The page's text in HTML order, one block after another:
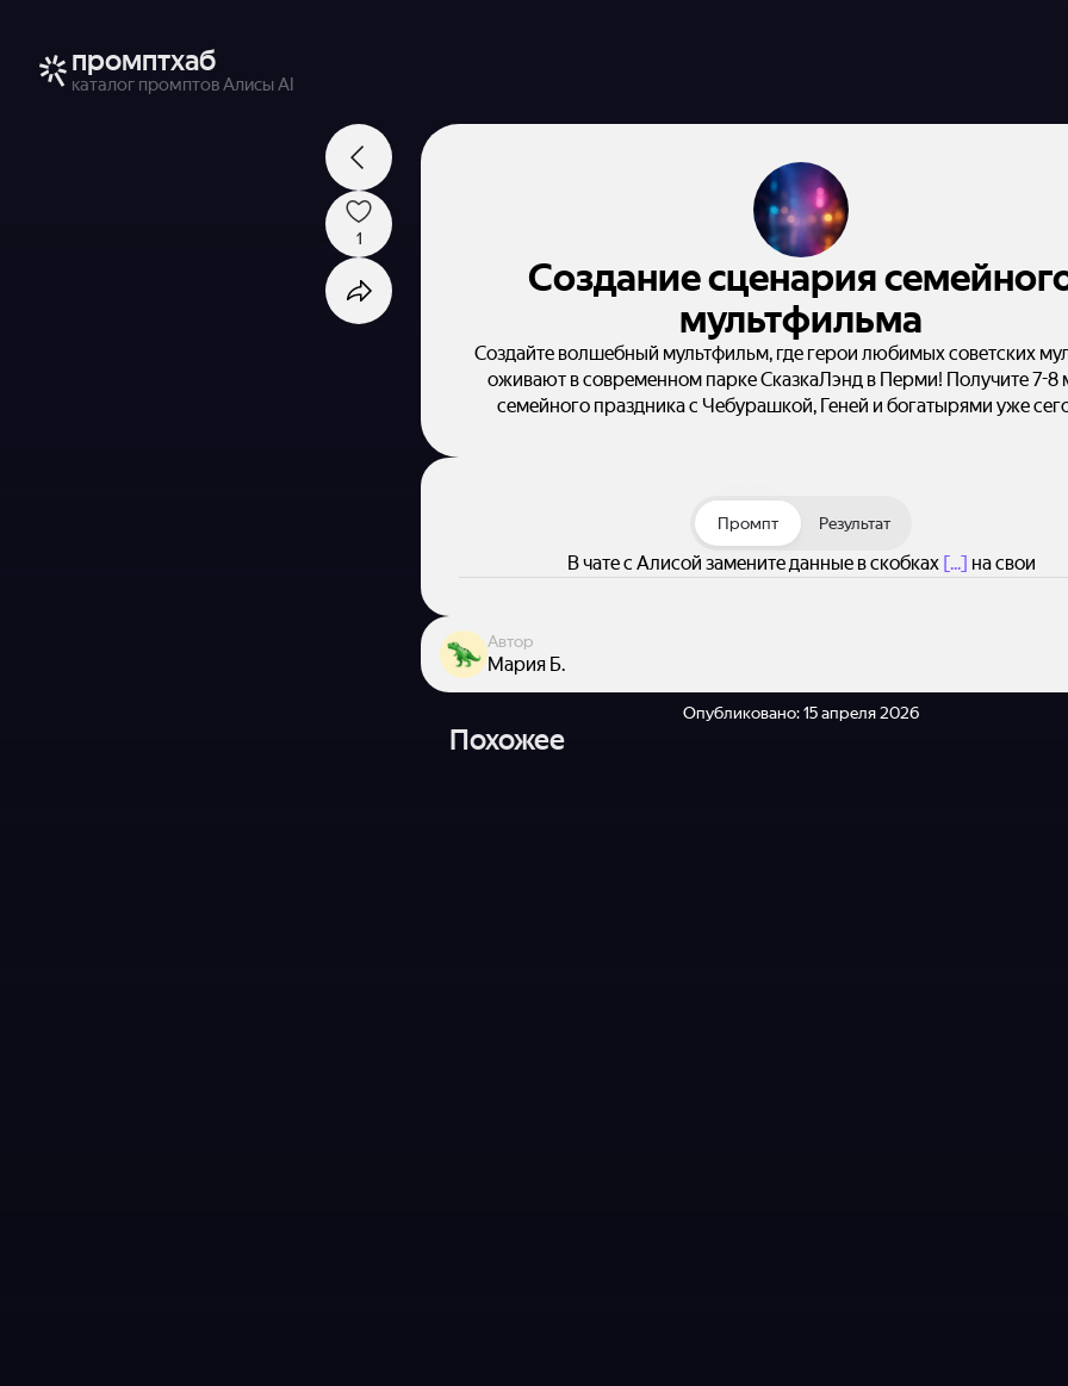
промптхаб
каталог промптов Алисы AI
Создание сценария
мультфильма
Создайте волшебный мультфильм, где герои любимых советских
оживают в современном парке СказкаЛэнд в Перми! Получите 7-8
семейного праздника с Чебурашкой, Геней и богатырями уже
1
Промпт Результат
В чате с Алисой замените данные в скобках [...] на свои
Автор
Мария Б.
Опубликовано:15 апреля 2026
Похожее